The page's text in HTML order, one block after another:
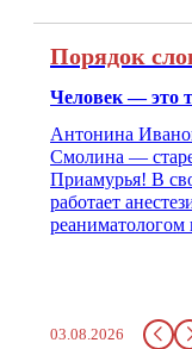
Порядок
Человек — это
Антонина
Смолина —
Приамурья! В
работает
реаниматологом
стажем о жизни,
душе и духе.
03.08.2026